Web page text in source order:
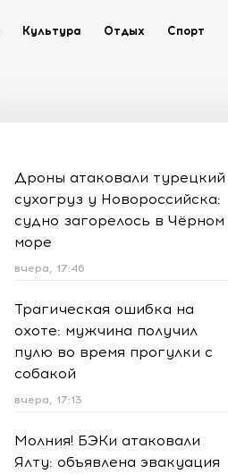
Культура Отдых Спорт
Дроны атаковали турецкий
сухогруз у Новороссийска:
судно загорелось в Чёрном
море
вчера, 17:46
Трагическая ошибка на
охоте: мужчина получил
пулю во время прогулки с
собакой
вчера, 17:13
Молния! БЭКи атаковали
Ялту: объявлена эвакуация